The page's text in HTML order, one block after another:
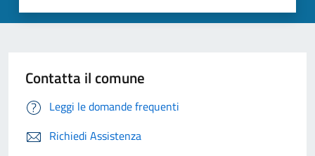
Contatta il comune
Leggi le domande frequenti
Richiedi Assistenza